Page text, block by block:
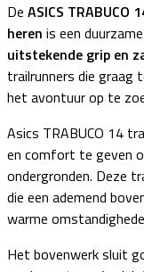
De ASICS
heren is een
uitstekende grip en
trailrunners die graag
het avontuur op te
Asics TRABUCO 14
en comfort te geven
ondergronden. Deze
die een ademend
warme
Het bovenwerk sluit